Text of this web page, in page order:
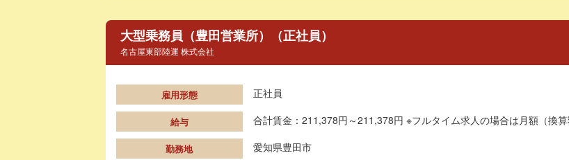
大型乗務員（豊田営業所）（正社員）
名古屋東部陸運 株式会社
雇用形態 正社員
給与 合計賃金：211,378円～211,378円 ※フルタイム求人の場合は月額（換
勤務地 愛知県豊田市